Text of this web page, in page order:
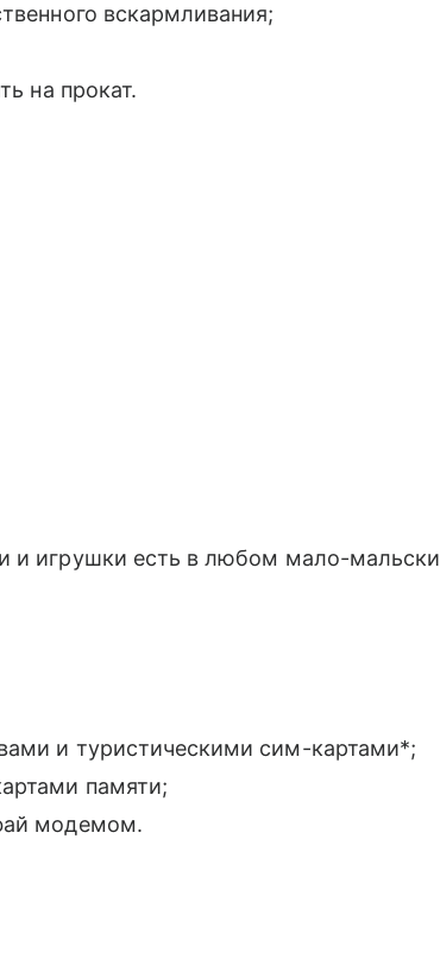
вскармливания;
на прокат.
и игрушки есть в любом мало-мальски
и туристическими сим-картами*;
памяти;
модемом.